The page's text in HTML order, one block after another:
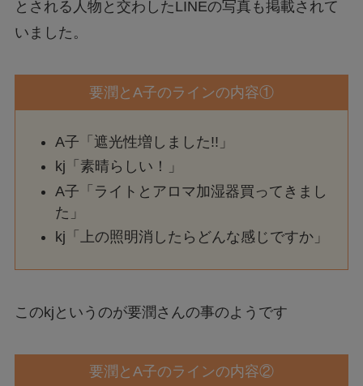
とされる人物と交わしたLINEの写真も掲載されて
いました。
要潤とA子のラインの内容①
A子「遮光性増しました!!」
kj「素晴らしい！」
A子「ライトとアロマ加湿器買ってきまし
た」
kj「上の照明消したらどんな感じですか」
このkjというのが要潤さんの事のようです
要潤とA子のラインの内容②